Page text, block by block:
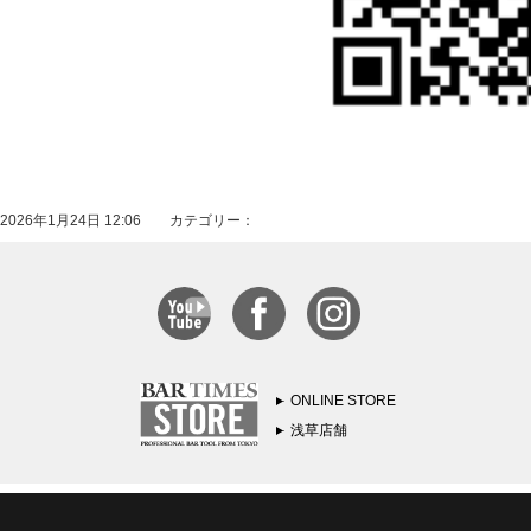
2026年1月24日 12:06 カテゴリー：
ONLINE STORE
浅草店舗